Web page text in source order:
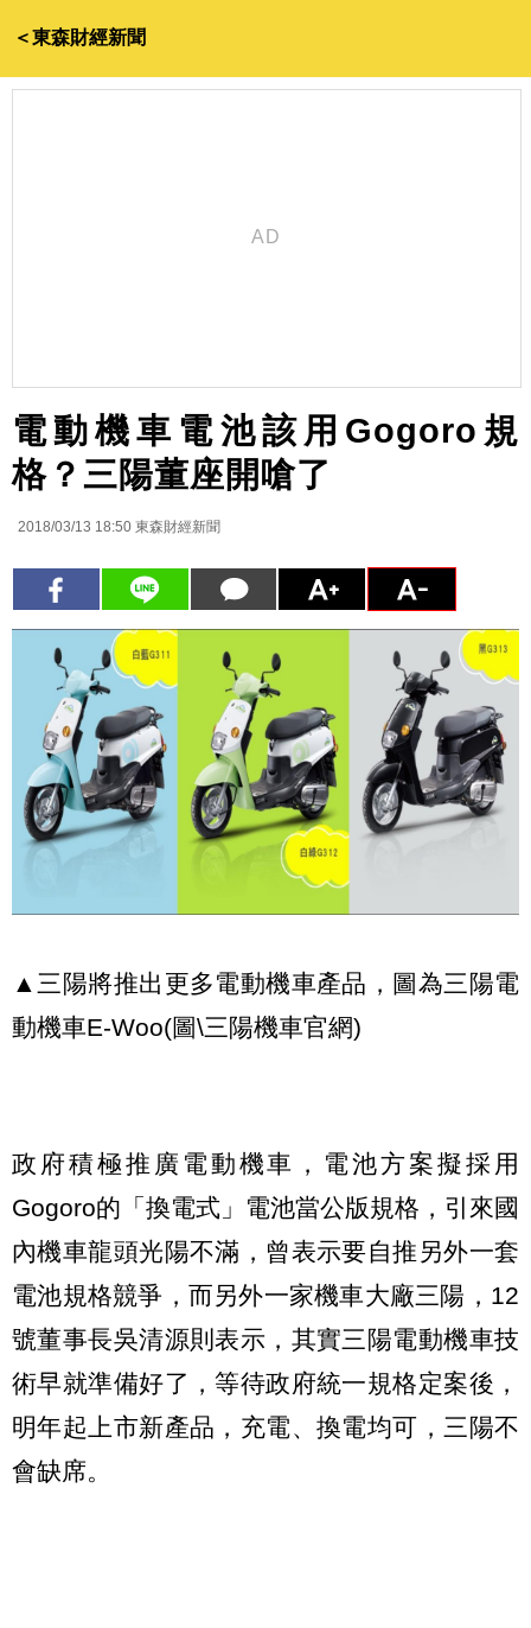
＜東森財經新聞
電動機車電池該用Gogoro規
格？三陽董座開嗆了
2018/03/13 18:50 東森財經新聞
▲三陽將推出更多電動機車產品，圖為三陽電
動機車E-Woo(圖\三陽機車官網)
政府積極推廣電動機車，電池方案擬採用
Gogoro的「換電式」電池當公版規格，引來國
內機車龍頭光陽不滿，曾表示要自推另外一套
電池規格競爭，而另外一家機車大廠三陽，12
號董事長吳清源則表示，其實三陽電動機車技
術早就準備好了，等待政府統一規格定案後，
明年起上市新產品，充電、換電均可，三陽不
會缺席。